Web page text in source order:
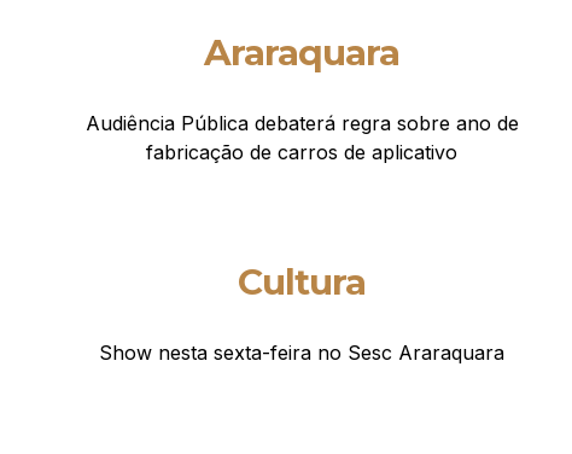
Araraquara
Audiência Pública debaterá regra sobre ano de
fabricação de carros de aplicativo
Cultura
Show nesta sexta-feira no Sesc Araraquara